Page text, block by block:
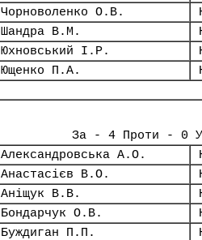
Чорноволенко О.В.
Шандра В.М.
Юхновський І.Р.
Ющенко П.А.
За - 4 Проти - 0
Александровська А.О.
Анастасієв В.О.
Аніщук В.В.
Бондарчук О.В.
Буждиган П.П.